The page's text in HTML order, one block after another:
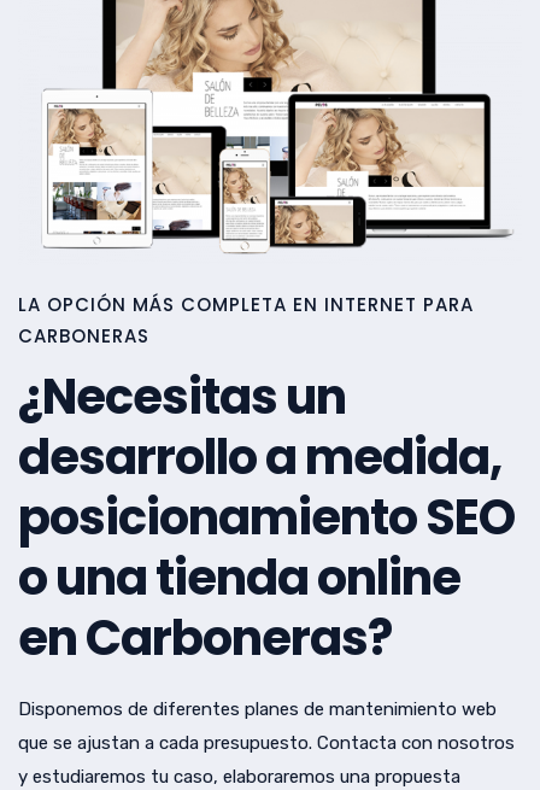
LA OPCIÓN MÁS COMPLETA EN INTERNET PARA
CARBONERAS
¿Necesitas un
desarrollo a medida,
posicionamiento SEO
o una tienda online
en Carboneras?
Disponemos de diferentes planes de mantenimiento web
que se ajustan a cada presupuesto. Contacta con nosotros
y estudiaremos tu caso, elaboraremos una propuesta